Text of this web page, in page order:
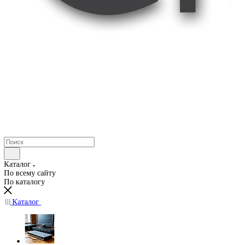
Каталог
По всему сайту
По каталогу
Каталог